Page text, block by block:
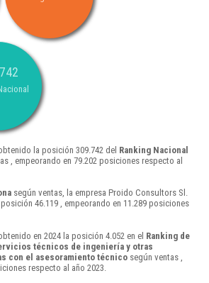
la posición 309.742 del Ranking Nacional
, empeorando en 79.202 posiciones respecto al
según ventas, la empresa Proido Consultors Sl.
46.119 , empeorando en 11.289 posiciones
en 2024 la posición 4.052 en el Ranking de
técnicos de ingeniería y otras
con el asesoramiento técnico según ventas ,
respecto al año 2023.